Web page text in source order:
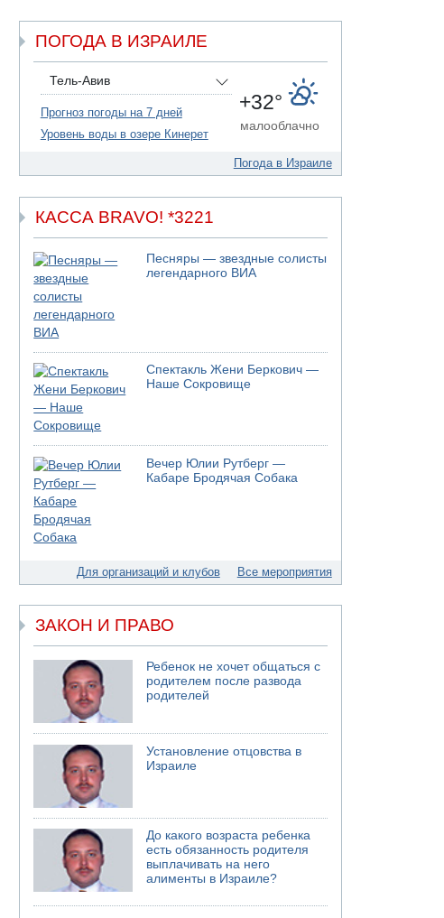
ПОГОДА В ИЗРАИЛЕ
Тель-Авив
Прогноз погоды на 7 дней
Уровень воды в озере Кинерет
+32°
малооблачно
Погода в Израиле
КАССА BRAVO! *3221
Песняры — звездные солисты
легендарного ВИА
Спектакль Жени Беркович —
Наше Сокровище
Вечер Юлии Рутберг —
Кабаре Бродячая Собака
Для организаций и клубов Все мероприятия
ЗАКОН И ПРАВО
Ребенок не хочет общаться с
родителем после развода
родителей
Установление отцовства в
Израиле
До какого возраста ребенка
есть обязанность родителя
выплачивать на него
алименты в Израиле?